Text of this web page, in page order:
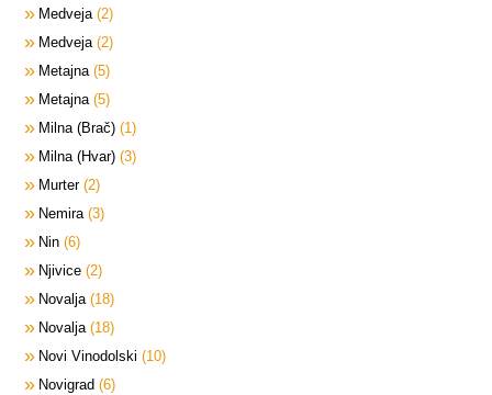
Medveja 2
Medveja 2
Metajna 5
Metajna 5
Milna (Brač) 1
Milna (Hvar) 3
Murter 2
Nemira 3
Nin 6
Njivice 2
Novalja 18
Novalja 18
Novi Vinodolski
10
Novigrad 6